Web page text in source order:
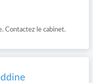
Contactez le cabinet.